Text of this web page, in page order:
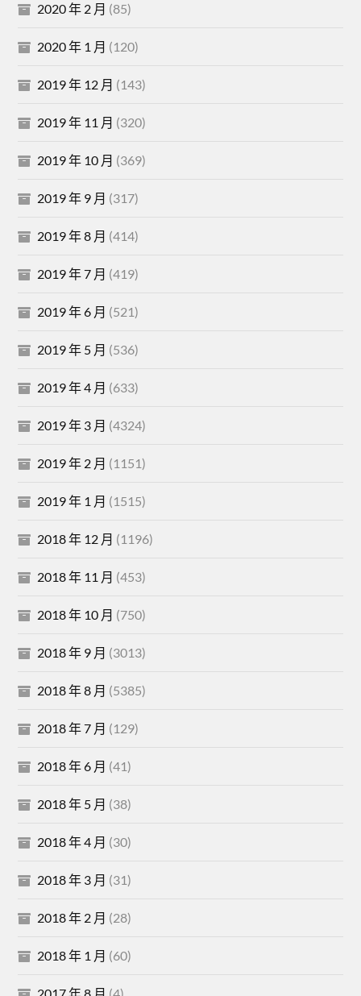
2020 年 2 月 (85)
2020 年 1 月 (120)
2019 年 12 月 (143)
2019 年 11 月 (320)
2019 年 10 月 (369)
2019 年 9 月 (317)
2019 年 8 月 (414)
2019 年 7 月 (419)
2019 年 6 月 (521)
2019 年 5 月 (536)
2019 年 4 月 (633)
2019 年 3 月 (4324)
2019 年 2 月 (1151)
2019 年 1 月 (1515)
2018 年 12 月 (1196)
2018 年 11 月 (453)
2018 年 10 月 (750)
2018 年 9 月 (3013)
2018 年 8 月 (5385)
2018 年 7 月 (129)
2018 年 6 月 (41)
2018 年 5 月 (38)
2018 年 4 月 (30)
2018 年 3 月 (31)
2018 年 2 月 (28)
2018 年 1 月 (60)